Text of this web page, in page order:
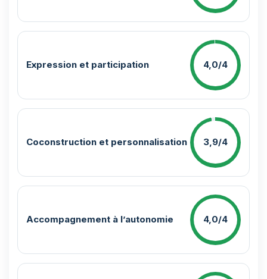
Expression et participation 4,0/4
Coconstruction et personnalisation 3,9/4
Accompagnement à l’autonomie 4,0/4